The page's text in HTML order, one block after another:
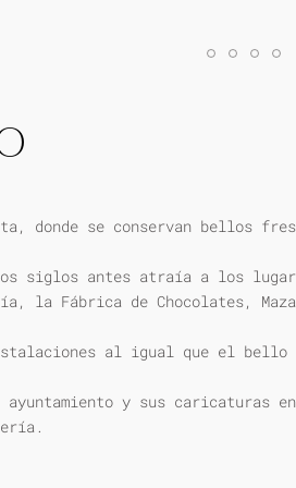
donde se conservan
siglos antes atraía a los
la Fábrica de Chocolates,
al igual que el
y sus caricaturas